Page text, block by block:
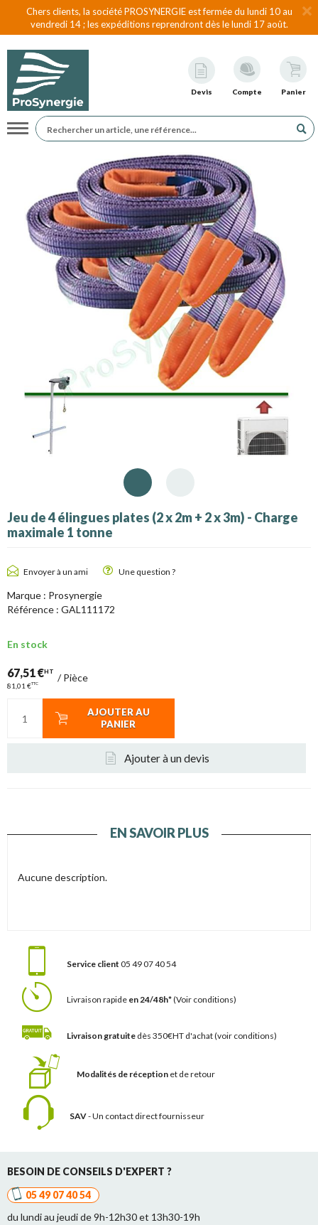
Chers clients, la société PROSYNERGIE est fermée du lundi 10 au
vendredi 14 ; les expéditions reprendront dès le lundi 17 août.
Devis Compte Panier
Navigation
Jeu de 4 élingues plates (2 x 2m + 2 x 3m) - Charge
maximale 1 tonne
Envoyer à un ami Une question ?
Marque : Prosynergie
Référence : GAL111172
En stock
67,51 €HT
81,01 €TTC /Pièce
AJOUTER AU
PANIER
Ajouter à un devis
EN SAVOIR PLUS
Aucune description.
Service client 05 49 07 40 54
Livraison rapide en 24/48h*(Voir conditions)
Livraison gratuite dès 350€HT d'achat(voir conditions)
Modalités de réception et de retour
SAV- Un contact direct fournisseur
BESOIN DE CONSEILS D'EXPERT ?
05 49 07 40 54
du lundi au jeudi de 9h-12h30 et 13h30-19h